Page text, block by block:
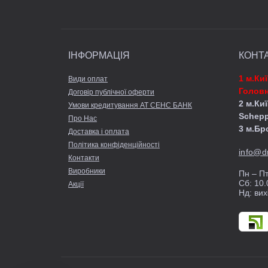
матеріалу без
що має
3. Зручність
для точного
4.
Список
- Регульований
- Регульована
ІНФОРМАЦІЯ
Види оплат
Договір публічної оферти
Умови кредитування АТ СЕНС БАНК
Про Нас
Доставка і оплата
Політика конфіденційності
Контакти
Виробники
Акції
1
2
3
Пн –
Сб:
Нд: